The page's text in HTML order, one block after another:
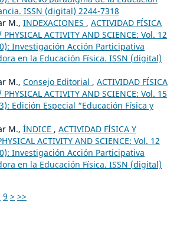
ISSN (digital) 2244-7318
M., INDEXACIONES , ACTIVIDAD FÍSICA
ACTIVITY AND SCIENCE: Vol. 12
Investigación Acción Participativa
en la Educación Física. ISSN (digital)
M., Consejo Editorial , ACTIVIDAD FÍSICA
ACTIVITY AND SCIENCE: Vol. 15
Edición Especial “Educación Física y
M., ÍNDICE , ACTIVIDAD FÍSICA Y
ACTIVITY AND SCIENCE: Vol. 12
Investigación Acción Participativa
en la Educación Física. ISSN (digital)
9 > >>